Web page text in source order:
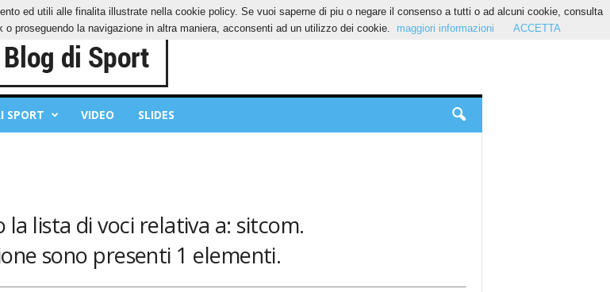
SPORT VIDEO SLIDES
la lista di voci relativa a: sitcom.
sono presenti 1 elementi.
ed utili alle finalita illustrate nella cookie policy. Se vuoi saperne di piu o negare il consenso a tutti o ad alcuni cookie, consulta
proseguendo la navigazione in altra maniera, acconsenti ad un utilizzo dei cookie.
maggiori informazioni ACCETTA